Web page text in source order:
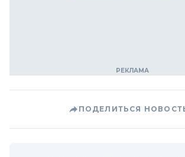
ПОДЕЛИТЬСЯ